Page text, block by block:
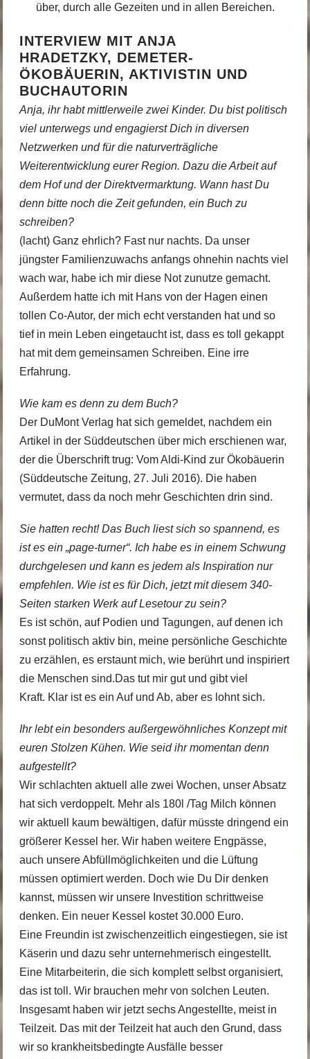
über, durch alle Gezeiten und in allen Bereichen.
INTERVIEW MIT ANJA
HRADETZKY, DEMETER-
ÖKOBÄUERIN, AKTIVISTIN UND
BUCHAUTORIN
Anja, ihr habt mittlerweile zwei Kinder. Du bist politisch
viel unterwegs und engagierst Dich in diversen
Netzwerken und für die naturverträgliche
Weiterentwicklung eurer Region. Dazu die Arbeit auf
dem Hof und der Direktvermarktung. Wann hast Du
denn bitte noch die Zeit gefunden, ein Buch zu
schreiben?
(lacht) Ganz ehrlich? Fast nur nachts. Da unser
jüngster Familienzuwachs anfangs ohnehin nachts viel
wach war, habe ich mir diese Not zunutze gemacht.
Außerdem hatte ich mit Hans von der Hagen einen
tollen Co-Autor, der mich echt verstanden hat und so
tief in mein Leben eingetaucht ist, dass es toll gekappt
hat mit dem gemeinsamen Schreiben. Eine irre
Erfahrung.
Wie kam es denn zu dem Buch?
Der DuMont Verlag hat sich gemeldet, nachdem ein
Artikel in der Süddeutschen über mich erschienen war,
der die Überschrift trug: Vom Aldi-Kind zur Ökobäuerin
(Süddeutsche Zeitung, 27. Juli 2016). Die haben
vermutet, dass da noch mehr Geschichten drin sind.
Sie hatten recht! Das Buch liest sich so spannend, es
ist es ein „page-turner“. Ich habe es in einem Schwung
durchgelesen und kann es jedem als Inspiration nur
empfehlen. Wie ist es für Dich, jetzt mit diesem 340-
Seiten starken Werk auf Lesetour zu sein?
Es ist schön, auf Podien und Tagungen, auf denen ich
sonst politisch aktiv bin, meine persönliche Geschichte
zu erzählen, es erstaunt mich, wie berührt und inspiriert
die Menschen sind.Das tut mir gut und gibt viel
Kraft. Klar ist es ein Auf und Ab, aber es lohnt sich.
Ihr lebt ein besonders außergewöhnliches Konzept mit
euren Stolzen Kühen. Wie seid ihr momentan denn
aufgestellt?
Wir schlachten aktuell alle zwei Wochen, unser Absatz
hat sich verdoppelt. Mehr als 180l /Tag Milch können
wir aktuell kaum bewältigen, dafür müsste dringend ein
größerer Kessel her. Wir haben weitere Engpässe,
auch unsere Abfüllmöglichkeiten und die Lüftung
müssen optimiert werden. Doch wie Du Dir denken
kannst, müssen wir unsere Investition schrittweise
denken. Ein neuer Kessel kostet 30.000 Euro.
Eine Freundin ist zwischenzeitlich eingestiegen, sie ist
Käserin und dazu sehr unternehmerisch eingestellt.
Eine Mitarbeiterin, die sich komplett selbst organisiert,
das ist toll. Wir brauchen mehr von solchen Leuten.
Insgesamt haben wir jetzt sechs Angestellte, meist in
Teilzeit. Das mit der Teilzeit hat auch den Grund, dass
wir so krankheitsbedingte Ausfälle besser